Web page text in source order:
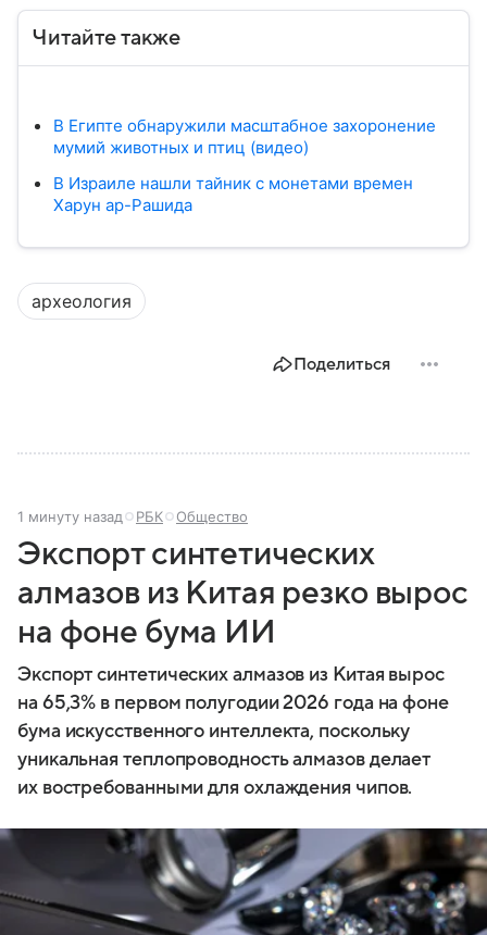
Читайте также
В Египте обнаружили масштабное захоронение
мумий животных и птиц (видео)
В Израиле нашли тайник с монетами времен
Харун ар-Рашида
археология
Поделиться
1 минуту назад РБК Общество
Экспорт синтетических
алмазов из Китая резко вырос
на фоне бума ИИ
Экспорт синтетических алмазов из Китая вырос
на 65,3% в первом полугодии 2026 года на фоне
бума искусственного интеллекта, поскольку
уникальная теплопроводность алмазов делает
их востребованными для охлаждения чипов.